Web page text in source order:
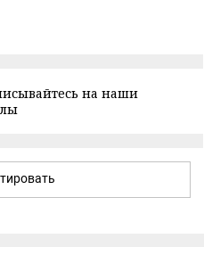
на наши